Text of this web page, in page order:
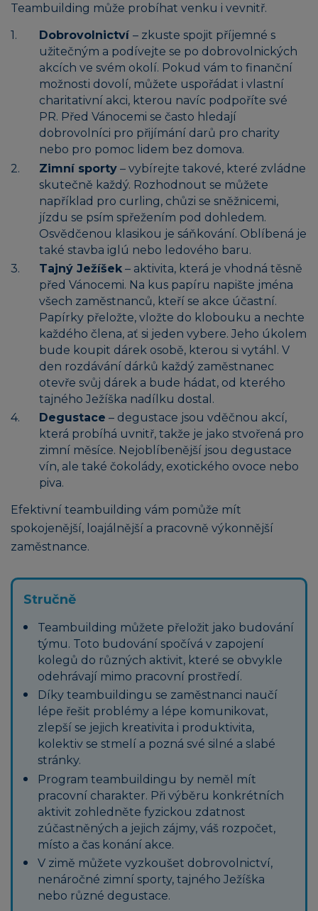
Teambuilding může probíhat venku i vevnitř.
Dobrovolnictví – zkuste spojit příjemné s
užitečným a podívejte se po dobrovolnických
akcích ve svém okolí. Pokud vám to finanční
možnosti dovolí, můžete uspořádat i vlastní
charitativní akci, kterou navíc podpoříte své
PR. Před Vánocemi se často hledají
dobrovolníci pro přijímání darů pro charity
nebo pro pomoc lidem bez domova.
Zimní sporty – vybírejte takové, které zvládne
skutečně každý. Rozhodnout se můžete
například pro curling, chůzi se sněžnicemi,
jízdu se psím spřežením pod dohledem.
Osvědčenou klasikou je sáňkování. Oblíbená je
také stavba iglú nebo ledového baru.
Tajný Ježíšek – aktivita, která je vhodná těsně
před Vánocemi. Na kus papíru napište jména
všech zaměstnanců, kteří se akce účastní.
Papírky přeložte, vložte do klobouku a nechte
každého člena, ať si jeden vybere. Jeho úkolem
bude koupit dárek osobě, kterou si vytáhl. V
den rozdávání dárků každý zaměstnanec
otevře svůj dárek a bude hádat, od kterého
tajného Ježíška nadílku dostal.
Degustace – degustace jsou vděčnou akcí,
která probíhá uvnitř, takže je jako stvořená pro
zimní měsíce. Nejoblíbenější jsou degustace
vín, ale také čokolády, exotického ovoce nebo
piva.
Efektivní teambuilding vám pomůže mít
spokojenější, loajálnější a pracovně výkonnější
zaměstnance.
Stručně
Teambuilding můžete přeložit jako budování
týmu. Toto budování spočívá v zapojení
kolegů do různých aktivit, které se obvykle
odehrávají mimo pracovní prostředí.
Díky teambuildingu se zaměstnanci naučí
lépe řešit problémy a lépe komunikovat,
zlepší se jejich kreativita i produktivita,
kolektiv se stmelí a pozná své silné a slabé
stránky.
Program teambuildingu by neměl mít
pracovní charakter. Při výběru konkrétních
aktivit zohledněte fyzickou zdatnost
zúčastněných a jejich zájmy, váš rozpočet,
místo a čas konání akce.
V zimě můžete vyzkoušet dobrovolnictví,
nenáročné zimní sporty, tajného Ježíška
nebo různé degustace.